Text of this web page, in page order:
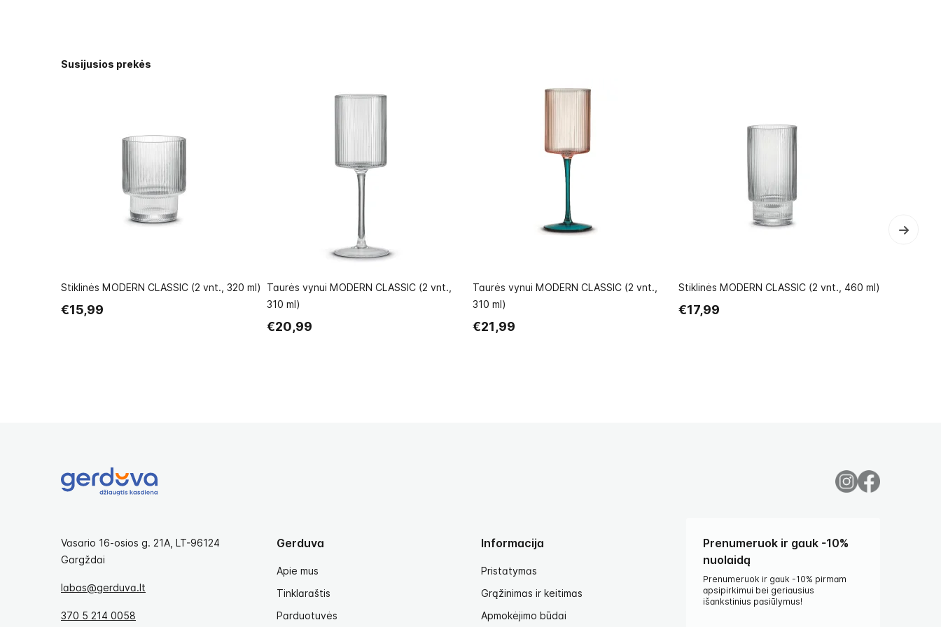
Susijusios prekės
Stiklinės MODERN CLASSIC (2 vnt., 320 ml)
€15,99
Taurės vynui MODERN CLASSIC (2 vnt.,
310 ml)
€20,99
Taurės vynui MODERN CLASSIC (2 vnt.,
310 ml)
€21,99
Stiklinės MODERN CLASSIC (2 vnt., 460 ml)
€17,99
Vasario 16-osios g. 21A, LT-96124
Gargždai
labas@gerduva.lt
370 5 214 0058
Gerduva
Apie mus
Tinklaraštis
Parduotuvės
Informacija
Pristatymas
Grąžinimas ir keitimas
Apmokėjimo būdai
Prenumeruok ir gauk -10%
nuolaidą
Prenumeruok ir gauk -10% pirmam
apsipirkimui bei geriausius
išankstinius pasiūlymus!